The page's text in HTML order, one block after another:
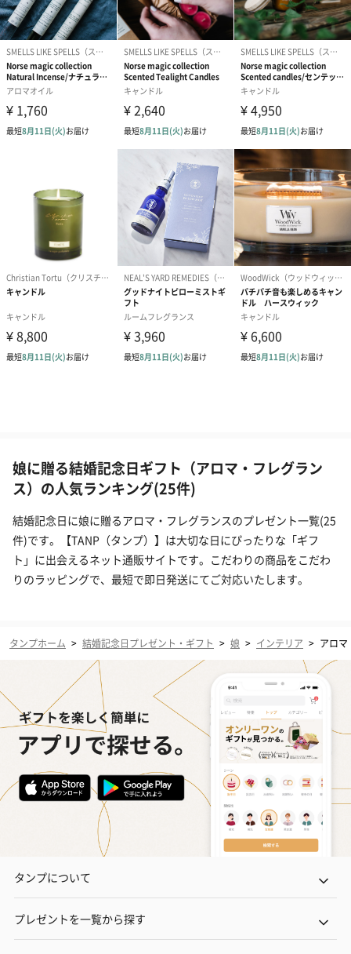
娘に贈る結婚記念日ギフト（アロマ・フレグラン
ス）の人気ランキング(25件)
結婚記念日に娘に贈るアロマ・フレグランスのプレゼント一覧(25
件)です。【TANP（タンプ）】は大切な日にぴったりな「ギフ
ト」に出会えるネット通販サイトです。こだわりの商品をこだわ
りのラッピングで、最短で即日発送にてご対応いたします。
タンプホーム > 結婚記念日プレゼント・ギフト > 娘 > インテリア > アロマ
タンプについて
プレゼントを一覧から探す